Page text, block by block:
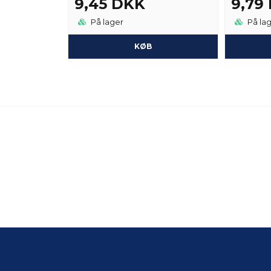
9,45 DKK
På lager
KØB
9,79
På